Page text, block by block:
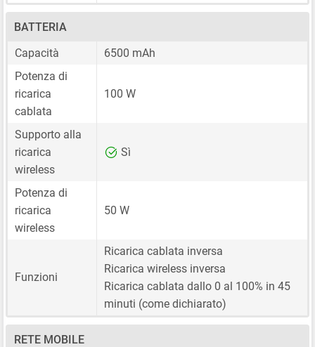
BATTERIA
Capacità
6500 mAh
Potenza di
ricarica
cablata
100 W
Supporto alla
ricarica
wireless
Sì
Potenza di
ricarica
wireless
50 W
Funzioni
Ricarica cablata inversa
Ricarica wireless inversa
Ricarica cablata dallo 0 al 100% in 45
minuti (come dichiarato)
RETE MOBILE